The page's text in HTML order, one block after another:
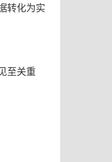
转化为实
至关重